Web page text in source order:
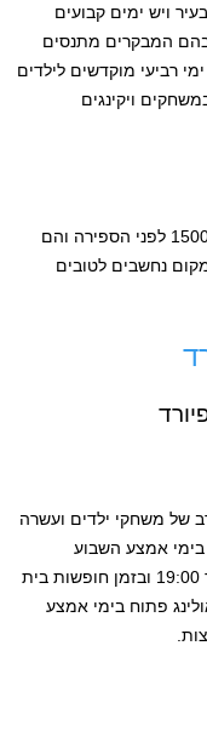
ויש ימים קבועים
המבקרים מתנסים
ימי רביעי מוקדשים לילדים
ויקינגים
תחריטי הסלע במקום מתוארכים לשנים 1500-500 לפני הספירה והם
נחשבים לטובים
של משחקי ילדים ועשרה
אמצע השבוע
מ-12:00 ועד 20:00, בסופי שבוע מ-10:00 עד 19:00 ובזמן חופשות בית
מתחם הבאולינג פתוח בימי אמצע